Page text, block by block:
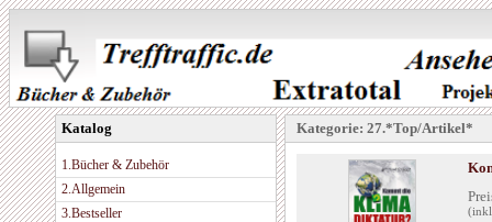
Katalog
1.Bücher & Zubehör
2.Allgemein
3.Bestseller
Kategorie: 27.*Top/Artikel*